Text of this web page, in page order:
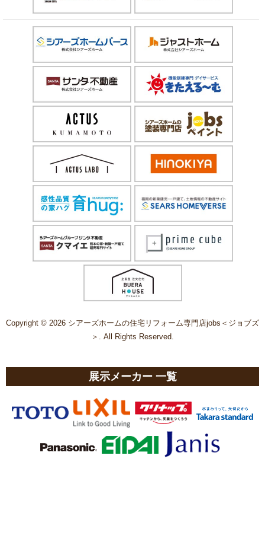
Copyright © 2026 シアーズホームの住宅リフォーム専門店jobs＜ジョブズ
＞. All Rights Reserved.
展示メーカー 一覧